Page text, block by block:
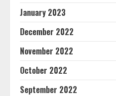
January 2023
December 2022
November 2022
October 2022
September 2022